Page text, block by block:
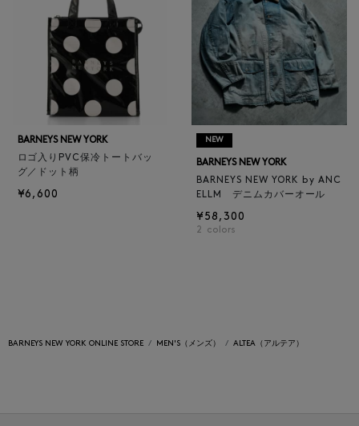
BARNEYS NEW YORK
ロゴ入りPVC保冷トートバッ
グ／ドット柄
¥6,600
NEW
BARNEYS NEW YORK
BARNEYS NEW YORK by ANC
ELLM デニムカバーオール
¥58,300
2 colors
BARNEYS NEW YORK ONLINE STORE MEN'S（メンズ） ALTEA（アルテア）